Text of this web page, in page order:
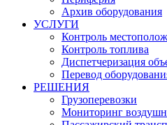
Архив оборудования
УСЛУГИ
Контроль
Контроль топлива
Диспетчеризация
Перевод
РЕШЕНИЯ
Грузоперевозки
Мониторинг